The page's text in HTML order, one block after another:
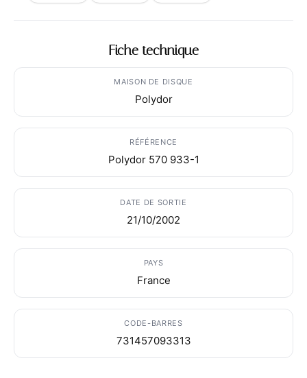
Fiche technique
MAISON DE DISQUE
Polydor
RÉFÉRENCE
Polydor 570 933-1
DATE DE SORTIE
21/10/2002
PAYS
France
CODE-BARRES
731457093313